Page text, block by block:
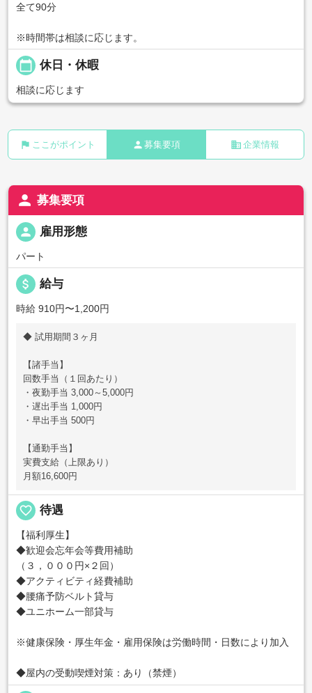
全て90分
※時間帯は相談に応じます。
calendar_today 休日・休暇
相談に応じます
flag ここがポイント person 募集要項 business 企業情報
person 募集要項
person 雇用形態
パート
attach_money 給与
時給 910円〜1,200円
◆ 試用期間３ヶ月
【諸手当】
回数手当（１回あたり）
・夜勤手当 3,000～5,000円
・遅出手当 1,000円
・早出手当 500円
【通勤手当】
実費支給（上限あり）
月額16,600円
favorite_border 待遇
【福利厚生】
◆歓迎会忘年会等費用補助
（３，０００円×２回）
◆アクティビティ経費補助
◆腰痛予防ベルト貸与
◆ユニホーム一部貸与
※健康保険・厚生年金・雇用保険は労働時間・日数により加入
◆屋内の受動喫煙対策：あり（禁煙）